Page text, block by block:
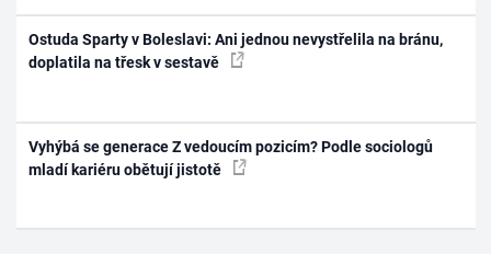
Ostuda Sparty v Boleslavi: Ani jednou nevystřelila na bránu,
doplatila na třesk v sestavě
Vyhýbá se generace Z vedoucím pozicím? Podle sociologů
mladí kariéru obětují jistotě